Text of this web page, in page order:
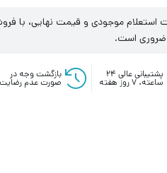
موجودی و قیمت نهایی، با
ضروری است.
پشتیبانی عالی ۲۴
ساعته، ۷ روز هفته
بازگشت وجه در
صورت عدم رضایت